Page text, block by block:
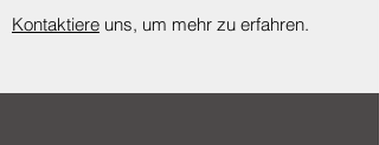
Kontaktiere uns, um mehr zu erfahren.